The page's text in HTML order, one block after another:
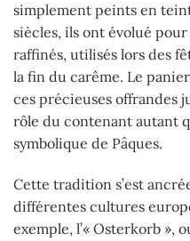
simplement peints en
siècles, ils ont évolué
raffinés, utilisés lors des
la fin du carême. Le
ces précieuses offrandes
rôle du contenant autant
symbolique de Pâques.
Cette tradition s’est
différentes cultures
exemple, l’« Osterkorb »,